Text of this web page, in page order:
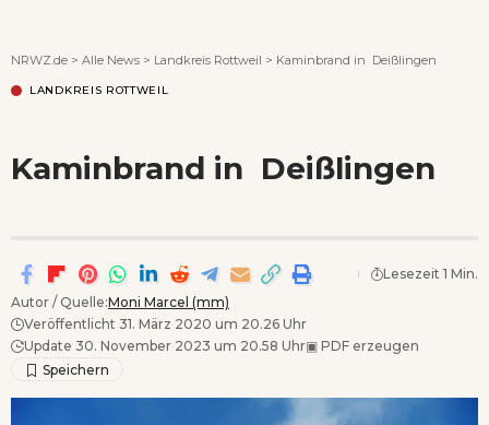
NRWZ.de > Alle News > Landkreis Rottweil > Kaminbrand in Deißlingen
LANDKREIS ROTTWEIL
Kaminbrand in Deißlingen
Autor / Quelle:Moni Marcel (mm)
Veröffentlicht 31. März 2020 um 20.26 Uhr
Update 30. November 2023 um 20.58 Uhr▣ PDF erzeugen
Lesezeit 1 Min.